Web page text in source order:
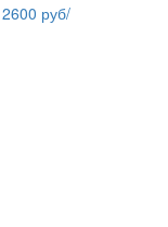
2600 руб/